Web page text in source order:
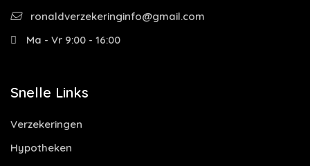
ronaldverzekeringinfo@gmail.com
Ma - Vr 9:00 - 16:00
Snelle Links
Verzekeringen
Hypotheken